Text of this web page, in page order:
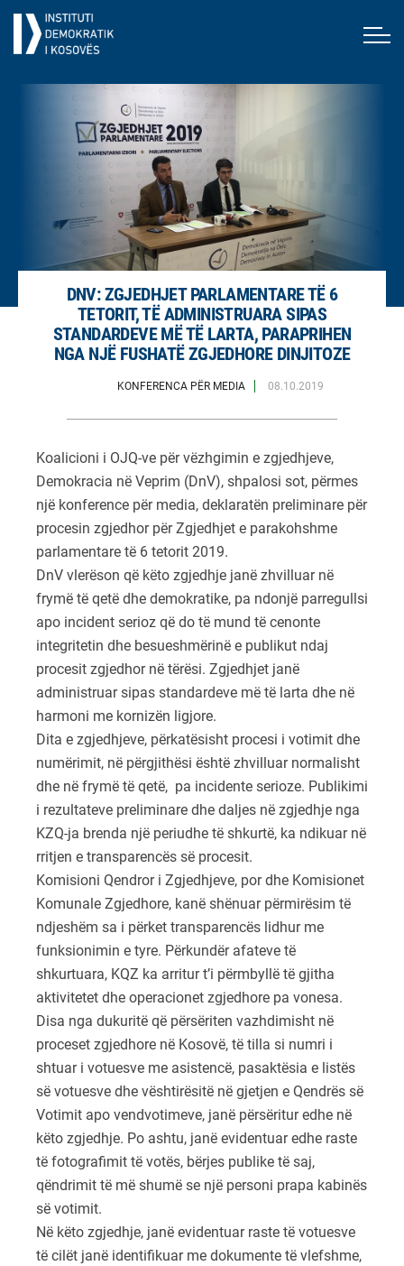
DNV: ZGJEDHJET PARLAMENTARE TË 6
TETORIT, TË ADMINISTRUARA SIPAS
STANDARDEVE MË TË LARTA, PARAPRIHEN
NGA NJË FUSHATË ZGJEDHORE DINJITOZE
KONFERENCA PËR MEDIA 08.10.2019
Koalicioni i OJQ-ve për vëzhgimin e zgjedhjeve,
Demokracia në Veprim (DnV), shpalosi sot, përmes
një konference për media, deklaratën preliminare për
procesin zgjedhor për Zgjedhjet e parakohshme
parlamentare të 6 tetorit 2019.
DnV vlerëson që këto zgjedhje janë zhvilluar në
frymë të qetë dhe demokratike, pa ndonjë parregullsi
apo incident serioz që do të mund të cenonte
integritetin dhe besueshmërinë e publikut ndaj
procesit zgjedhor në tërësi. Zgjedhjet janë
administruar sipas standardeve më të larta dhe në
harmoni me kornizën ligjore.
Dita e zgjedhjeve, përkatësisht procesi i votimit dhe
numërimit, në përgjithësi është zhvilluar normalisht
dhe në frymë të qetë, pa incidente serioze. Publikimi
i rezultateve preliminare dhe daljes në zgjedhje nga
KZQ-ja brenda një periudhe të shkurtë, ka ndikuar në
rritjen e transparencës së procesit.
Komisioni Qendror i Zgjedhjeve, por dhe Komisionet
Komunale Zgjedhore, kanë shënuar përmirësim të
ndjeshëm sa i përket transparencës lidhur me
funksionimin e tyre. Përkundër afateve të
shkurtuara, KQZ ka arritur t’i përmbyllë të gjitha
aktivitetet dhe operacionet zgjedhore pa vonesa.
Disa nga dukuritë që përsëriten vazhdimisht në
proceset zgjedhore në Kosovë, të tilla si numri i
shtuar i votuesve me asistencë, pasaktësia e listës
së votuesve dhe vështirësitë në gjetjen e Qendrës së
Votimit apo vendvotimeve, janë përsëritur edhe në
këto zgjedhje. Po ashtu, janë evidentuar edhe raste
të fotografimit të votës, bërjes publike të saj,
qëndrimit të më shumë se një personi prapa kabinës
së votimit.
Në këto zgjedhje, janë evidentuar raste të votuesve
të cilët janë identifikuar me dokumente të vlefshme,